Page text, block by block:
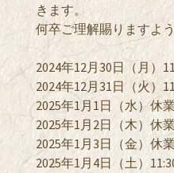
きます。
何卒ご理解賜りますよ
2024年12月30日（月）
2024年12月31日（火）
2025年1月1日（水）休業
2025年1月2日（木）休業
2025年1月3日（金）休業
2025年1月4日（土）